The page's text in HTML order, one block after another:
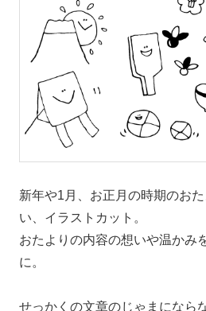
新年や1月、お正月の時期のお
い、イラストカット。
おたよりの内容の想いや温かみ
に。
せっかくの文章のじゃまになら